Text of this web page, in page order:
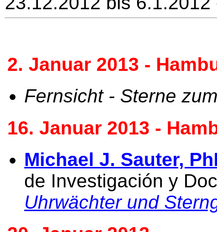
2. Januar 2013 -
Fernsicht - Sterne
16. Januar 2013 -
Michael J. Sauter,
de Investigación y
Uhrwächter und